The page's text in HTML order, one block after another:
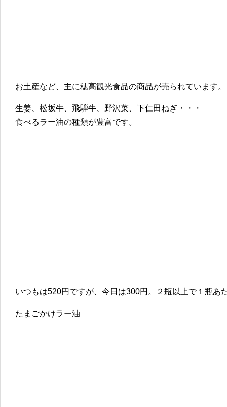
お土産など、主に穂高観光食品の商品が売られています。
生姜、松坂牛、飛騨牛、野沢菜、下仁田ねぎ・・・
食べるラー油の種類が豊富です。
いつもは520円ですが、今日は300円。２瓶以上で１瓶あ
たまごかけラー油